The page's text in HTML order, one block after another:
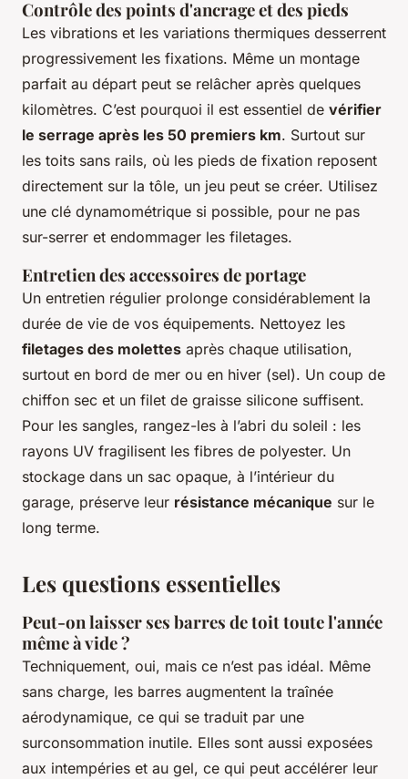
Contrôle des points d'ancrage et des pieds
Les vibrations et les variations thermiques desserrent
progressivement les fixations. Même un montage
parfait au départ peut se relâcher après quelques
kilomètres. C’est pourquoi il est essentiel de vérifier
le serrage après les 50 premiers km. Surtout sur
les toits sans rails, où les pieds de fixation reposent
directement sur la tôle, un jeu peut se créer. Utilisez
une clé dynamométrique si possible, pour ne pas
sur-serrer et endommager les filetages.
Entretien des accessoires de portage
Un entretien régulier prolonge considérablement la
durée de vie de vos équipements. Nettoyez les
filetages des molettes après chaque utilisation,
surtout en bord de mer ou en hiver (sel). Un coup de
chiffon sec et un filet de graisse silicone suffisent.
Pour les sangles, rangez-les à l’abri du soleil : les
rayons UV fragilisent les fibres de polyester. Un
stockage dans un sac opaque, à l’intérieur du
garage, préserve leur résistance mécanique sur le
long terme.
Les questions essentielles
Peut-on laisser ses barres de toit toute l'année
même à vide ?
Techniquement, oui, mais ce n’est pas idéal. Même
sans charge, les barres augmentent la traînée
aérodynamique, ce qui se traduit par une
surconsommation inutile. Elles sont aussi exposées
aux intempéries et au gel, ce qui peut accélérer leur